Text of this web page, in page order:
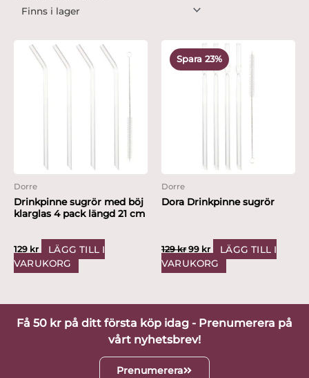
Dorre
Drinkpinne sugrör med böj
klarglas 4 pack längd 21 cm
129 kr
LÄGG TILL I
VARUKORG
Spara 23%
Dorre
Dora Drinkpinne sugrör
129kr
Det
ursprungliga
99 kr
Det
nuvarande
priset
är:
LÄGG TILL I
VARUKORG
Få 50 kr på ditt första köp idag - Prenumerera på
vårt nyhetsbrev!
Prenumerera